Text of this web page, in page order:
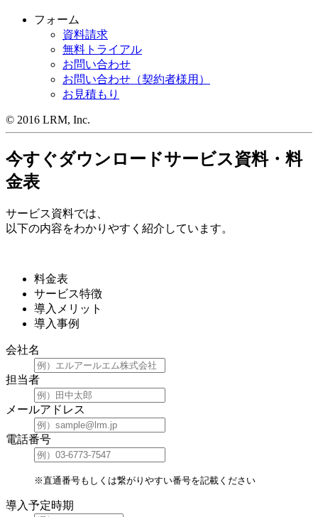
フォーム
資料請求
無料トライアル
お問い合わせ
お問い合わせ（契約者様用）
お見積もり
© 2016 LRM, Inc.
今すぐダウンロードサービス資料・料
金表
サービス資料では、
以下の内容をわかりやすく紹介しています。
料金表
サービス特徴
導入メリット
導入事例
会社名
担当者
メールアドレス
電話番号
※直通番号もしくは繋がりやすい番号を記載ください
導入予定時期